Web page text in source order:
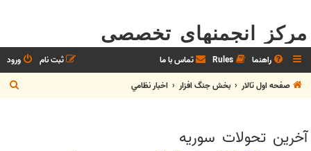
مرکز انجمنهای تخصصی
راهنما Rules تماس با ما ورود
ثبت نام
صفحه اول تالار
بخش جنگ افزار اخبار نظامي
ج
س
آخرين تحولات سوريه